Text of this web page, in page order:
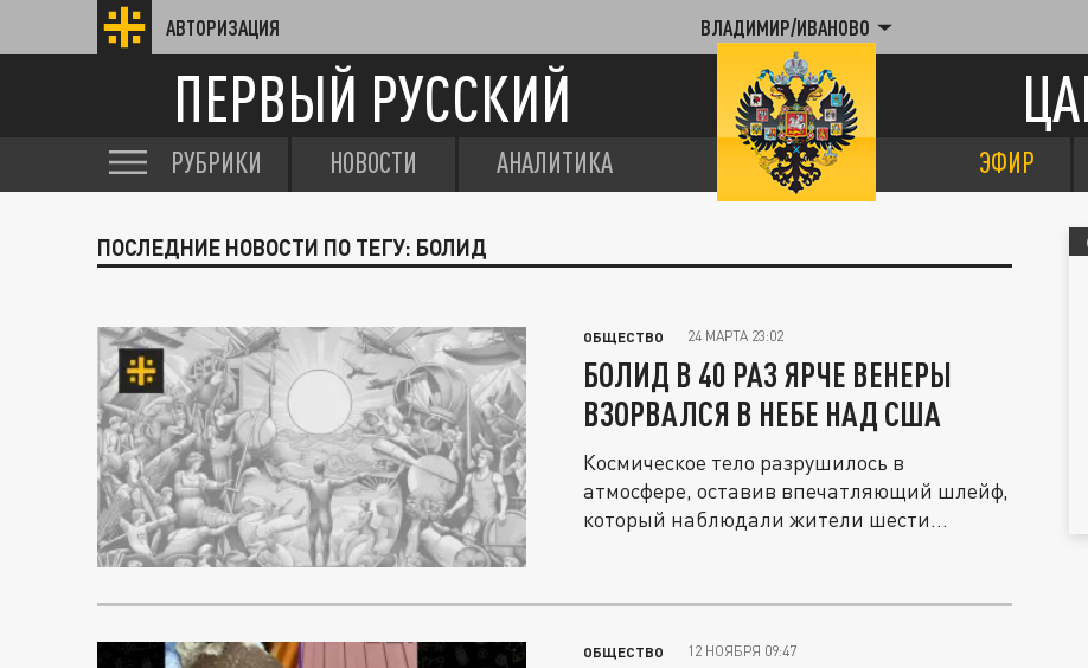
АВТОРИЗАЦИЯ ВЛАДИМИР/ИВАНОВО
ПЕРВЫЙ РУССКИЙ
РУБРИКИ НОВОСТИ АНАЛИТИКА ЭФИР
ПОСЛЕДНИЕ НОВОСТИ ПО ТЕГУ: БОЛИД
ОБЩЕСТВО 24 МАРТА 23:02
БОЛИД В 40 РАЗ ЯРЧЕ ВЕНЕРЫ
ВЗОРВАЛСЯ В НЕБЕ НАД США
Космическое тело разрушилось в
атмосфере, оставив впечатляющий шлейф,
который наблюдали жители шести...
ОБЩЕСТВО 12 НОЯБРЯ 09:47